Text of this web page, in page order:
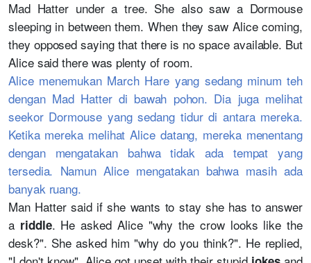
Mad Hatter under a tree. She also saw a Dormouse
sleeping in between them. When they saw Alice coming,
they opposed saying that there is no space available. But
Alice said there was plenty of room.
Alice menemukan March Hare yang sedang minum teh
dengan Mad Hatter di bawah pohon. Dia juga melihat
seekor Dormouse yang sedang tidur di antara mereka.
Ketika mereka melihat Alice datang, mereka menentang
dengan mengatakan bahwa tidak ada tempat yang
tersedia. Namun Alice mengatakan bahwa masih ada
banyak ruang.
Man Hatter said if she wants to stay she has to answer
a riddle. He asked Alice "why the crow looks like the
desk?". She asked him "why do you think?". He replied,